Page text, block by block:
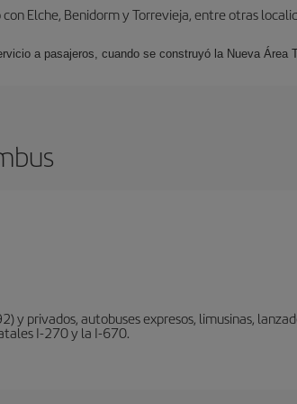
Elche, Benidorm y Torrevieja, entre otras
a pasajeros, cuando se construyó la Nueva Área
y privados, autobuses expresos, limusinas,
I-270 y la I-670.